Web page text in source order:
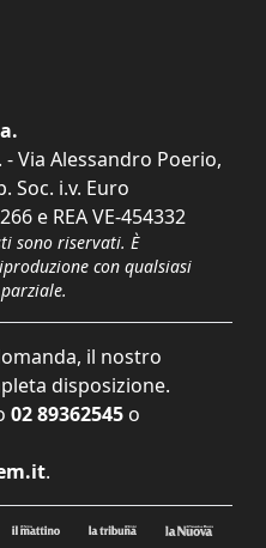
Via Alessandro Poerio,
Soc. i.v. Euro
e REA VE-454332
sono riservati. È
con qualsiasi
il nostro
disposizione.
02 89362545 o
.